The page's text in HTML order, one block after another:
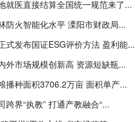
就医直接结算全国统一规范来了...
防火智能化水平 溧阳市财政局...
式发布国证ESG评价方法 盈利能...
外市场规模创新高 资源短缺瓶...
播种面积3706.2万亩 面积单产...
跨界“执教” 打通产教融合“...